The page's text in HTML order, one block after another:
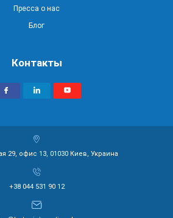
Пресса о нас
Блог
Контакты
29, офис 13, 01030 Киев, Украина
+38 044 531 90 12